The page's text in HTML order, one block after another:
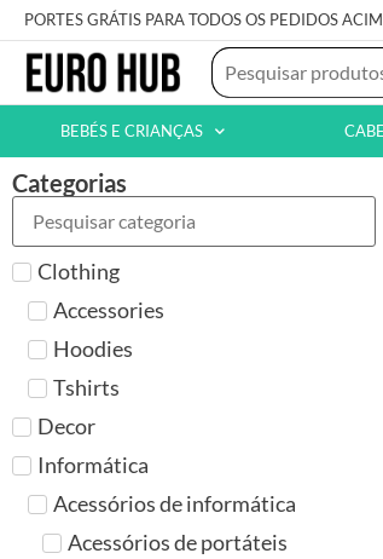
PORTES GRÁTIS PARA TODOS OS PEDIDOS
BEBÉS E CRIANÇAS
Categorias
Clothing
Accessories
Hoodies
Tshirts
Decor
Informática
Acessórios de informática
Acessórios de portáteis